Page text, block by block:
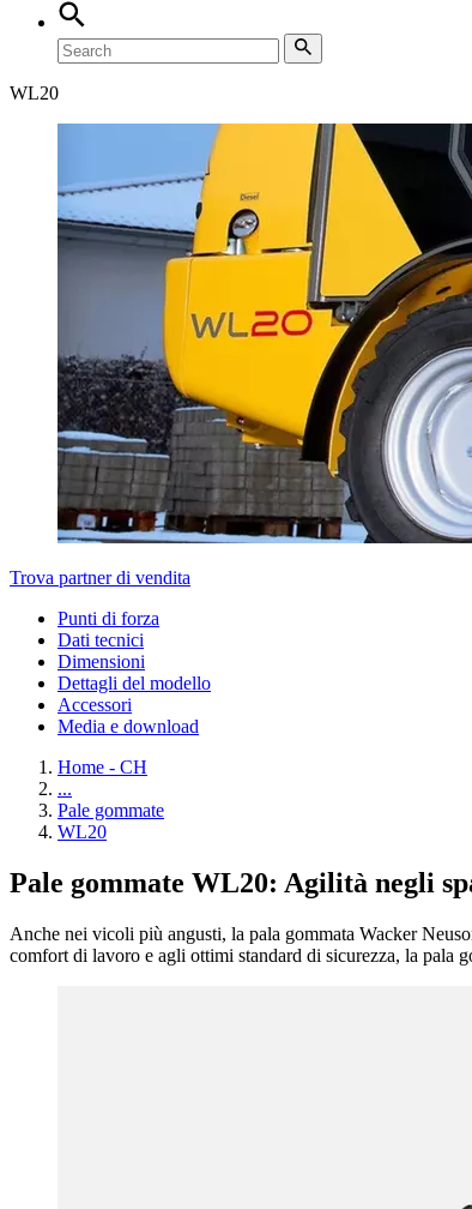
WL20
Trova partner di vendita
Punti di forza
Dati tecnici
Dimensioni
Dettagli del modello
Accessori
Media e download
Home - CH
...
Pale gommate
WL20
Pale gommate WL20: Agilità negli
Anche nei vicoli più angusti, la pala gommata Wacker
comfort di lavoro e agli ottimi standard di sicurezza, la pala